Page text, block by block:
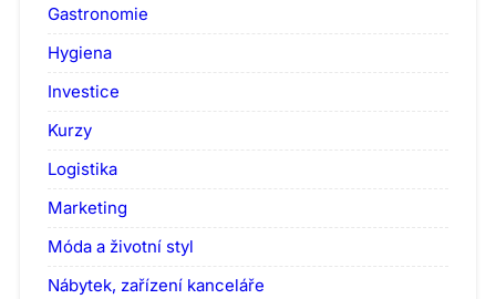
Gastronomie
Hygiena
Investice
Kurzy
Logistika
Marketing
Móda a životní styl
Nábytek, zařízení kanceláře